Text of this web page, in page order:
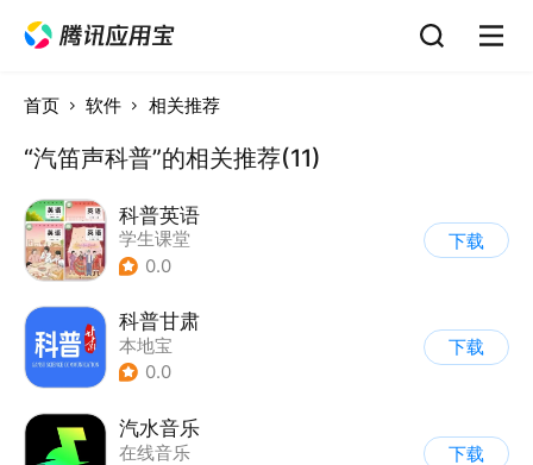
首页 软件 相关推荐
“汽笛声科普”的相关推荐(11)
科普英语
学生课堂
0.0
下载
科普甘肃
本地宝
0.0
下载
汽水音乐
在线音乐
下载